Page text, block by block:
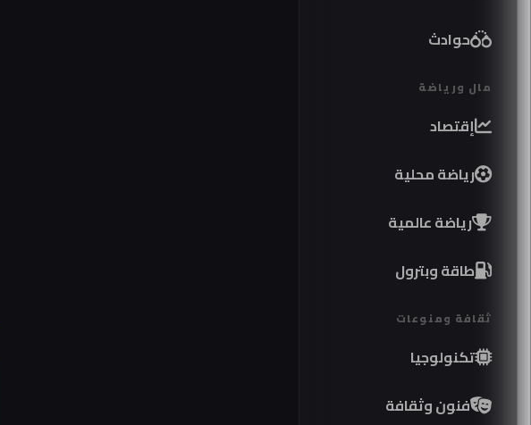
حوادث
مال ورياضة
إقتصاد
رياضة محلية
رياضة عالمية
طاقة وبترول
ثقافة ومنوعات
تكنولوجيا
فنون وثقافة